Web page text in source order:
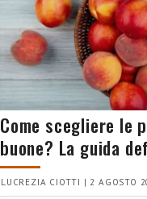
Come scegliere le
buone? La guida
LUCREZIA CIOTTI | 2 AGOSTO